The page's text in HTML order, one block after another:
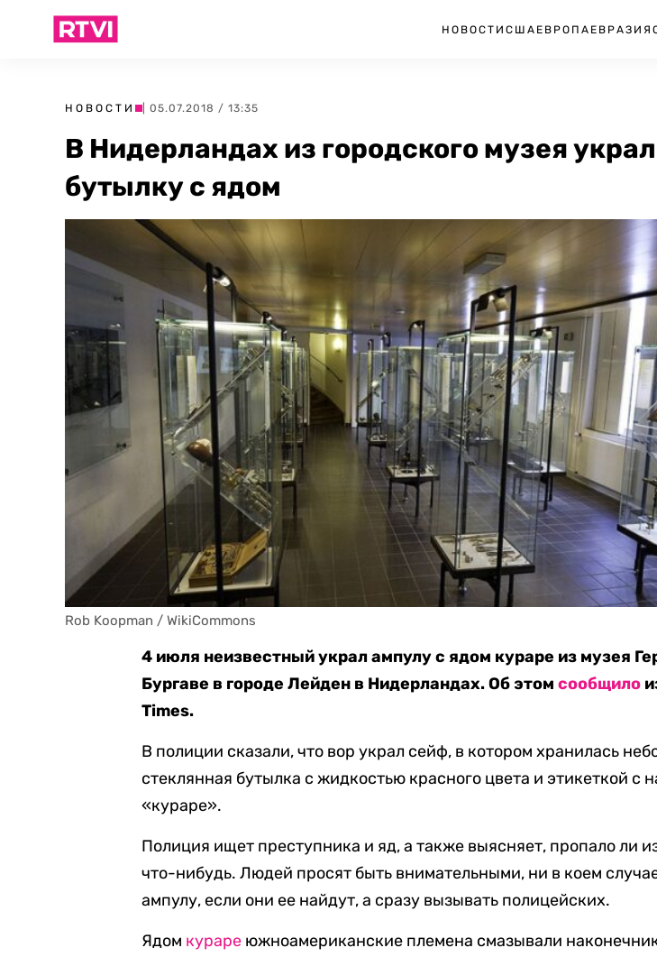
НОВОСТИ США ЕВРОПА ЕВРАЗИЯ
НОВОСТИ | 05.07.2018 / 13:35
В Нидерландах из городского музея
бутылку с ядом
Rob Koopman / WikiCommons
4 июля неизвестный украл ампулу с ядом кураре из музея
Бургаве в городе Лейден в Нидерландах. Об этомсообщило
Times.
В полиции сказали, что вор украл сейф, в котором хранилась
стеклянная бутылка с жидкостью красного цвета и этикеткой с
«кураре».
Полиция ищет преступника и яд, а также выясняет, пропало ли
что-нибудь. Людей просят быть внимательными, ни в коем
ампулу, если они ее найдут, а сразу вызывать полицейских.
Ядом кураре южноамериканские племена смазывали